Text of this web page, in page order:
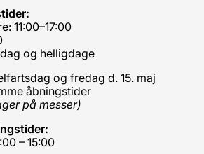
11:00–17:00
og helligdage
og fredag d. 15. maj
åbningstider
på messer)
– 15:00